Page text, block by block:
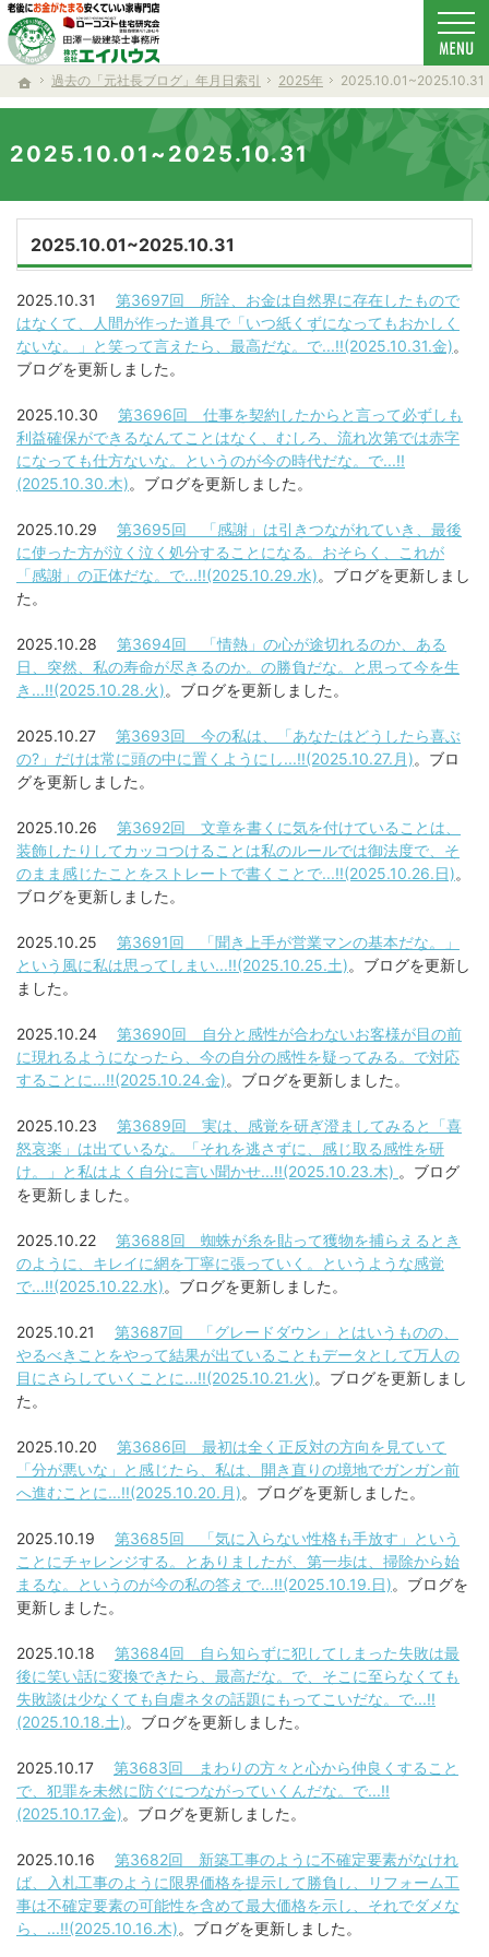
ホーム
過去の「元社長ブログ」年月日索引 2025年 2025.10.01~2025.10.31
2025.10.01~2025.10.31
ローコスト住宅で耐震-省エネ重視の家をお探しのあなたへ、秋田・大仙・仙北・美郷・
新築-注文住宅(秋田・大仙・仙北・美郷・横手・湯沢・由利本荘)なら当社の安くていい家
2025.10.01~2025.10.31
2025.10.31 第3697回 所詮、お金は自然界に存在したもので
はなくて、人間が作った道具で「いつ紙くずになってもおかしく
ないな。」と笑って言えたら、最高だな。で...!!(2025.10.31.金)。
ブログを更新しました。
2025.10.30 第3696回 仕事を契約したからと言って必ずしも
利益確保ができるなんてことはなく、むしろ、流れ次第では赤字
になっても仕方ないな。というのが今の時代だな。で...!!
(2025.10.30.木)。ブログを更新しました。
2025.10.29 第3695回 「感謝」は引きつながれていき、最後
に使った方が泣く泣く処分することになる。おそらく、これが
「感謝」の正体だな。で...!!(2025.10.29.水)。ブログを更新しまし
た。
2025.10.28 第3694回 「情熱」の心が途切れるのか、ある
日、突然、私の寿命が尽きるのか。の勝負だな。と思って今を生
き...!!(2025.10.28.火)。ブログを更新しました。
2025.10.27 第3693回 今の私は、「あなたはどうしたら喜ぶ
の?」だけは常に頭の中に置くようにし...!!(2025.10.27.月)。ブロ
グを更新しました。
2025.10.26 第3692回 文章を書くに気を付けていることは、
装飾したりしてカッコつけることは私のルールでは御法度で、そ
のまま感じたことをストレートで書くことで...!!(2025.10.26.日)。
ブログを更新しました。
2025.10.25 第3691回 「聞き上手が営業マンの基本だな。」
という風に私は思ってしまい...!!(2025.10.25.土)。ブログを更新し
ました。
2025.10.24 第3690回 自分と感性が合わないお客様が目の前
に現れるようになったら、今の自分の感性を疑ってみる。で対応
することに...!!(2025.10.24.金)。ブログを更新しました。
2025.10.23 第3689回 実は、感覚を研ぎ澄ましてみると「喜
怒哀楽」は出ているな。「それを逃さずに、感じ取る感性を研
け。」と私はよく自分に言い聞かせ...!!(2025.10.23.木) 。ブログ
を更新しました。
2025.10.22 第3688回 蜘蛛が糸を貼って獲物を捕らえるとき
のように、キレイに網を丁寧に張っていく。というような感覚
で...!!(2025.10.22.水)。ブログを更新しました。
2025.10.21 第3687回 「グレードダウン」とはいうものの、
やるべきことをやって結果が出ていることもデータとして万人の
目にさらしていくことに...!!(2025.10.21.火)。ブログを更新しまし
た。
2025.10.20 第3686回 最初は全く正反対の方向を見ていて
「分が悪いな」と感じたら、私は、開き直りの境地でガンガン前
へ進むことに...!!(2025.10.20.月)。ブログを更新しました。
2025.10.19 第3685回 「気に入らない性格も手放す」という
ことにチャレンジする。とありましたが、第一歩は、掃除から始
まるな。というのが今の私の答えで...!!(2025.10.19.日)。ブログを
更新しました。
2025.10.18 第3684回 自ら知らずに犯してしまった失敗は最
後に笑い話に変換できたら、最高だな。で、そこに至らなくても
失敗談は少なくても自虐ネタの話題にもってこいだな。で...!!
(2025.10.18.土)。ブログを更新しました。
2025.10.17 第3683回 まわりの方々と心から仲良くすること
で、犯罪を未然に防ぐにつながっていくんだな。で...!!
(2025.10.17.金)。ブログを更新しました。
2025.10.16 第3682回 新築工事のように不確定要素がなけれ
ば、入札工事のように限界価格を提示して勝負し、リフォーム工
事は不確定要素の可能性を含めて最大価格を示し、それでダメな
ら、...!!(2025.10.16.木)。ブログを更新しました。